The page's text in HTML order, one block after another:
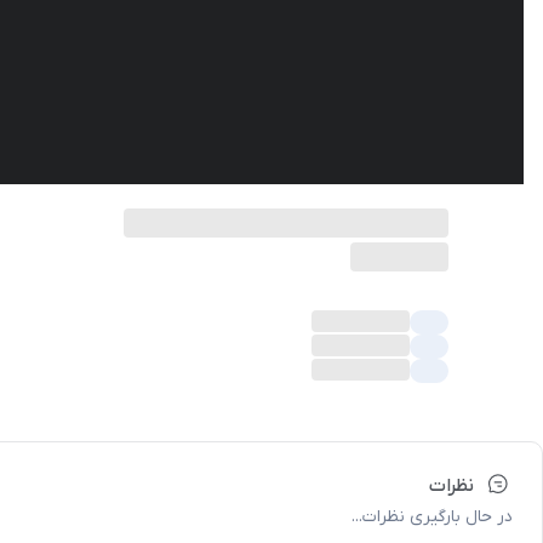
نظرات
در حال بارگیری نظرات...